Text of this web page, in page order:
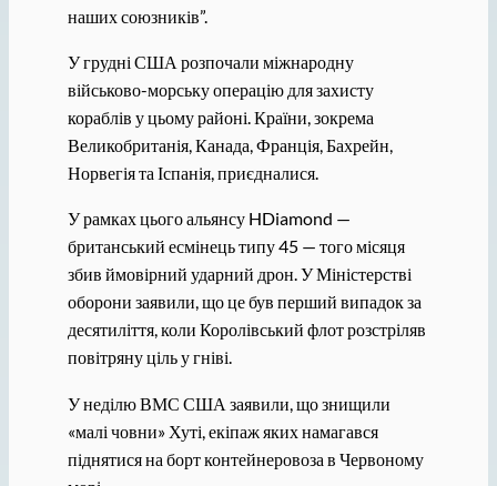
наших союзників”.
У грудні США розпочали міжнародну
військово-морську операцію для захисту
кораблів у цьому районі. Країни, зокрема
Великобританія, Канада, Франція, Бахрейн,
Норвегія та Іспанія, приєдналися.
У рамках цього альянсу HDiamond —
британський есмінець типу 45 — того місяця
збив ймовірний ударний дрон. У Міністерстві
оборони заявили, що це був перший випадок за
десятиліття, коли Королівський флот розстріляв
повітряну ціль у гніві.
У неділю ВМС США заявили, що знищили
«малі човни» Хуті, екіпаж яких намагався
піднятися на борт контейнеровоза в Червоному